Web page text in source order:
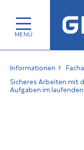
Informationen
Sicheres Arbeiten mit
Aufgaben im laufenden